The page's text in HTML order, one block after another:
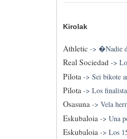
Kirolak
Athletic -> �Nadie
Real Sociedad->
Pilota -> Sei bikote
Pilota-> Los
Osasuna-> Vela
Eskubaloia-> Una
Eskubaloia-> Los